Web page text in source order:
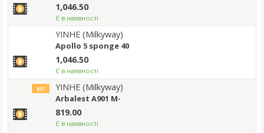
1,046.50
Є в наявності
YINHE (Milkyway)
Apollo 5 sponge 40
1,046.50
Є в наявності
хіт
YINHE (Milkyway)
Arbalest A901 M-
819.00
Є в наявності